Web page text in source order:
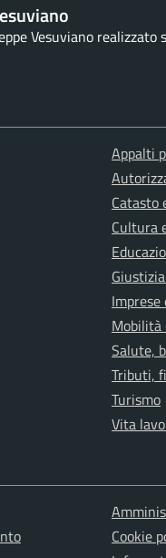
Vesuviano
Appalti
Catasto
Cultura
Imprese
Salute,
Tributi,
Turismo
Vita
Cookie